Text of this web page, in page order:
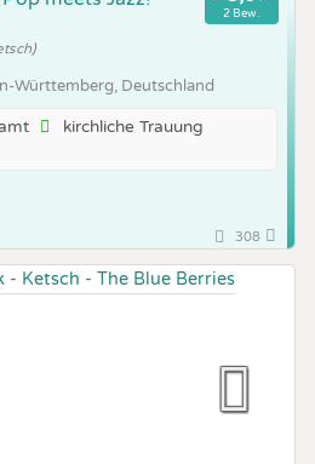
2 Bew.
Württemberg, Deutschland
kirchliche Trauung
308